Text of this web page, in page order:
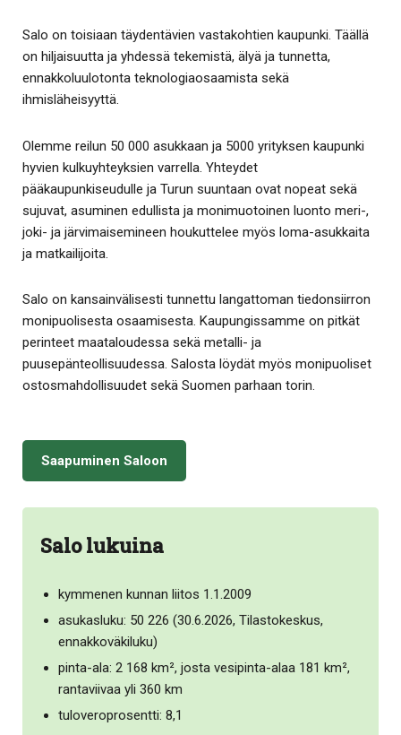
Salo on toisiaan täydentävien vastakohtien kaupunki. Täällä
on hiljaisuutta ja yhdessä tekemistä, älyä ja tunnetta,
ennakkoluulotonta teknologiaosaamista sekä
ihmisläheisyyttä.
Olemme reilun 50 000 asukkaan ja 5000 yrityksen kaupunki
hyvien kulkuyhteyksien varrella. Yhteydet
pääkaupunkiseudulle ja Turun suuntaan ovat nopeat sekä
sujuvat, asuminen edullista ja monimuotoinen luonto meri-,
joki- ja järvimaisemineen houkuttelee myös loma-asukkaita
ja matkailijoita.
Salo on kansainvälisesti tunnettu langattoman tiedonsiirron
monipuolisesta osaamisesta. Kaupungissamme on pitkät
perinteet maataloudessa sekä metalli- ja
puusepänteollisuudessa. Salosta löydät myös monipuoliset
ostosmahdollisuudet sekä Suomen parhaan torin.
Saapuminen Saloon
Salo lukuina
kymmenen kunnan liitos 1.1.2009
asukasluku: 50 226 (30.6.2026, Tilastokeskus,
ennakkoväkiluku)
pinta-ala: 2 168 km², josta vesipinta-alaa 181 km²,
rantaviivaa yli 360 km
tuloveroprosentti: 8,1